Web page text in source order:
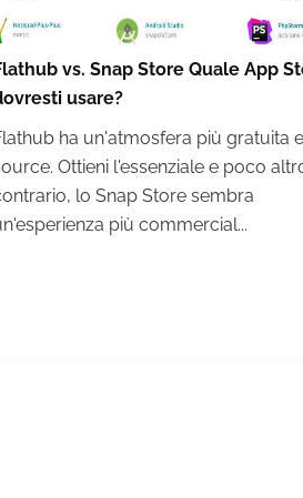
vs. Snap Store Quale App
usare?
ha un'atmosfera più gratuita
Ottieni l'essenziale e poco
lo Snap Store sembra
più commercial...